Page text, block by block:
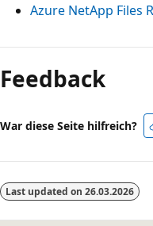
Azure NetApp Files
Feedback
War diese Seite hilfreich?
Last updated on 26.03.2026